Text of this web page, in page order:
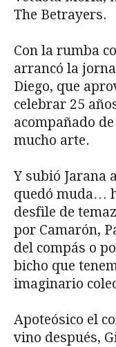
The Betrayers.
Con la rumba
arrancó la
Diego, que
celebrar 25
acompañado
mucho arte.
Y subió Jarana
quedó muda…
desfile de
por Camarón,
del compás o
bicho que
imaginario
Apoteósico el
vino después,